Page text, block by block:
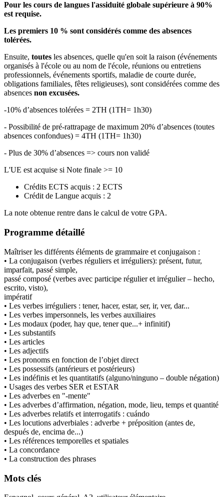
Pour les cours de langues l'assiduité globale supérieure à 90%
est requise.
Les premiers 10 % sont considérés comme des absences
tolérées.
Ensuite, toutes les absences, quelle qu'en soit la raison (événements
organisés à l'école ou au nom de l'école, réunions ou entretiens
professionnels, événements sportifs, maladie de courte durée,
obligations familiales, fêtes religieuses), sont considérées comme des
absences non excusées.
-10% d’absences tolérées = 2TH (1TH= 1h30)
- Possibilité de pré-rattrapage de maximum 20% d’absences (toutes
absences confondues) = 4TH (1TH= 1h30)
- Plus de 30% d’absences => cours non validé
L'UE est acquise si Note finale >= 10
Crédits ECTS acquis : 2 ECTS
Crédit de Langue acquis : 2
La note obtenue rentre dans le calcul de votre GPA.
Programme détaillé
Maîtriser les différents éléments de grammaire et conjugaison :
• La conjugaison (verbes réguliers et irréguliers): présent, futur,
imparfait, passé simple,
passé composé (verbes avec participe régulier et irrégulier – hecho,
escrito, visto),
impératif
• Les verbes irréguliers : tener, hacer, estar, ser, ir, ver, dar...
• Les verbes impersonnels, les verbes auxiliaires
• Les modaux (poder, hay que, tener que...+ infinitif)
• Les substantifs
• Les articles
• Les adjectifs
• Les pronoms en fonction de l’objet direct
• Les possessifs (antérieurs et postérieurs)
• Les indéfinis et les quantitatifs (alguno/ninguno – double négation)
• Usages des verbes SER et ESTAR
• Les adverbes en "-mente"
• Les adverbes d’affirmation, négation, mode, lieu, temps et quantité
• Les adverbes relatifs et interrogatifs : cuándo
• Les locutions adverbiales : adverbe + préposition (antes de,
después de, encima de...)
• Les références temporelles et spatiales
• La concordance
• La construction des phrases
Mots clés